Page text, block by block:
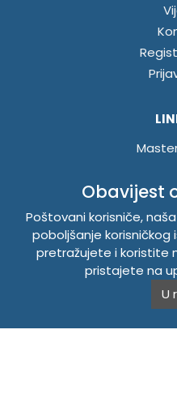
Politika
Uslovi
Politika
Obavijest
Poštovani korisniče,
poboljšanje
pretražujete i koristite
pristajete na
U